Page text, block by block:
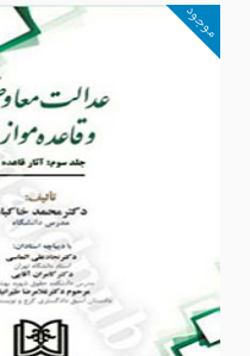
موجود